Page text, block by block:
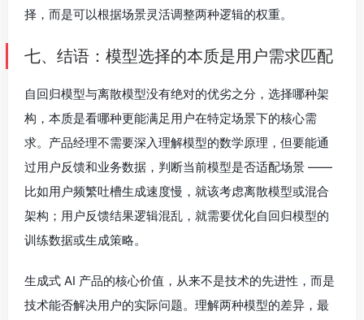
择，而是可以根据场景灵活调整两种逻辑的权重。
七、结语：模型选择的本质是用户需求匹配
自回归模型与离散模型没有绝对的优劣之分，选择哪种架
构，本质是看哪种更能满足用户在特定场景下的核心需
求。产品经理不需要深入理解模型的数学原理，但要能通
过用户反馈和业务数据，判断当前模型是否适配场景 ——
比如用户频繁吐槽生成速度慢，就该考虑离散模型或混合
架构；用户反馈结果逻辑混乱，就需要优化自回归模型的
训练数据或生成策略。
生成式 AI 产品的核心价值，从来不是技术的先进性，而是
技术能否解决用户的实际问题。理解两种模型的差异，最